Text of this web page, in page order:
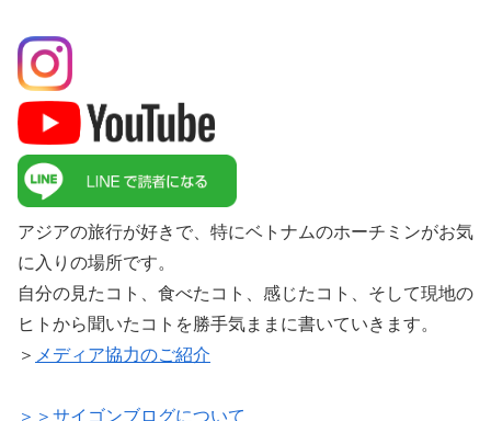
アジアの旅行が好きで、特にベトナムのホーチミンがお気
に入りの場所です。
自分の見たコト、食べたコト、感じたコト、そして現地の
ヒトから聞いたコトを勝手気ままに書いていきます。
＞ メディア協力のご紹介
＞＞サイゴンブログについて